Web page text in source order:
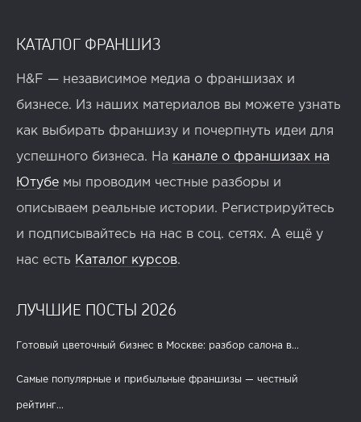
MYBOX ускоряет развитие сети в 2026 году
LEVITA...
КАТАЛОГ ФРАНШИЗ
H&F — независимое медиа о франшизах и
бизнесе. Из наших материалов вы можете узнать
как выбирать франшизу и почерпнуть идеи для
успешного бизнеса. На канале о франшизах на
Ютубе мы проводим честные разборы и
описываем реальные истории. Регистрируйтесь
и подписывайтесь на нас в соц. сетях. А ещё у
нас есть Каталог курсов.
ЛУЧШИЕ ПОСТЫ 2026
Готовый цветочный бизнес в Москве: разбор салона в...
Самые популярные и прибыльные франшизы — честный
рейтинг...